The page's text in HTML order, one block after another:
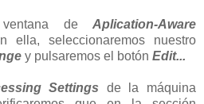
de Aplication-Aware
ella, seleccionaremos nuestro
y pulsaremos el botón Edit...
Settings de la máquina